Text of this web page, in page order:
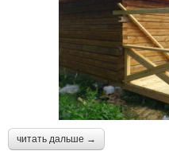
читать дальше →